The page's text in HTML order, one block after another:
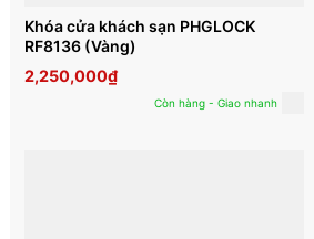
Khóa cửa khách sạn PHGLOCK
RF8136 (Vàng)
2,250,000₫
Còn hàng - Giao nhanh